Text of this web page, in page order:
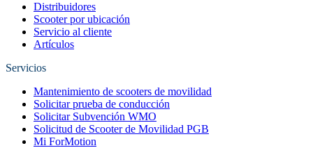
Distribuidores
Scooter por ubicación
Servicio al cliente
Artículos
Servicios
Mantenimiento de scooters de movilidad
Solicitar prueba de conducción
Solicitar Subvención WMO
Solicitud de Scooter de Movilidad PGB
Mi ForMotion